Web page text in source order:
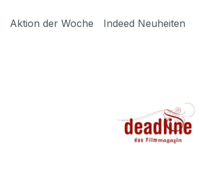
Aktion der Woche
Indeed Neuheiten